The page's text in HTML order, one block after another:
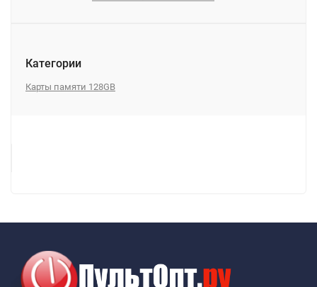
Категории
Карты памяти 128GB